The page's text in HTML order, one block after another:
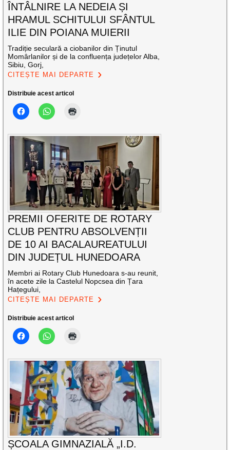
ÎNTÂLNIRE LA NEDEIA ȘI
HRAMUL SCHITULUI SFÂNTUL
ILIE DIN POIANA MUIERII
Tradiție seculară a ciobanilor din Ținutul
Momârlanilor și de la confluența județelor Alba,
Sibiu, Gorj,
CITEȘTE MAI DEPARTE
Distribuie acest articol
PREMII OFERITE DE ROTARY
CLUB PENTRU ABSOLVENȚII
DE 10 AI BACALAUREATULUI
DIN JUDEȚUL HUNEDOARA
Membri ai Rotary Club Hunedoara s-au reunit,
în acete zile la Castelul Nopcsea din Țara
Hațegului,
CITEȘTE MAI DEPARTE
Distribuie acest articol
ȘCOALA GIMNAZIALĂ „I.D.